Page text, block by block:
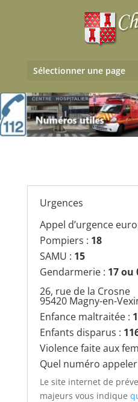
Sélectionner une page
Urgences
Appel d’urgence
Pompiers : 18
SAMU : 15
Gendarmerie : 17 ou
26, rue de la Crosne
95420 Magny-en-
Enfance maltraitée :
Enfants disparus :
Violence faite aux
Quel numéro appeler
Le site internet de
majeurs vous indique q